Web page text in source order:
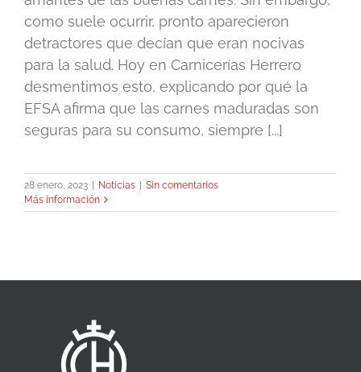
como suele ocurrir, pronto aparecieron
detractores que decían que eran nocivas
para la salud. Hoy en Carnicerías Herrero
desmentimos esto, explicando por qué la
EFSA afirma que las carnes maduradas son
seguras para su consumo, siempre [...]
28 enero, 2023 Noticias
Sin comentarios
Más información